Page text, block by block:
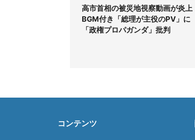
高市首相の被災地視察動画が炎上
BGM付き「総理が主役のPV」に
「政権プロパガンダ」批判
コンテンツ